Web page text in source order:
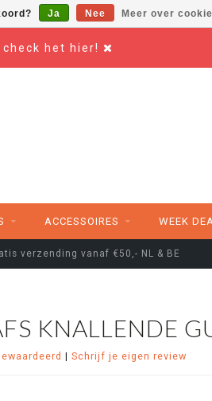
het hier!
ACCESSOIRES WEEK
verzending vanaf €50,- NL & BE
KNALLENDE
| Schrijf je eigen review
Ja Nee Meer over